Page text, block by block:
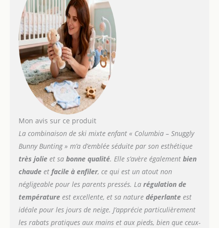
confortable pour bébé
avec un duvet doux et
chaleureux, Parfait pour
les environnements les
plus froids Résiste à l'eau
et au vent avec doublure
en micropolaire sur la
capuche et le torse pour
un toucher agréable
contre la peau Dispose
propre et au sec en
résistant à l'absorption
des liquides Dispose d'un
duvet de canard 60/40 et
de poignets rabattables
pour bloquer la chaleur à
l'intérieur, Taille
universelle et confortable
pour une liberté de
mouvement optimale
Mon avis sur ce produit
La combinaison de ski mixte enfant « Columbia – Snuggly
Bunny Bunting » m’a d’emblée séduite par son esthétique
très jolieet sa bonne qualité. Elle s’avère également bien
chaudeet facile à enfiler, ce qui est un atout non
négligeable pour les parents pressés. La régulation de
températureest excellente, et sa nature déperlanteest
idéale pour les jours de neige. J’apprécie particulièrement
les rabats pratiques aux mains et aux pieds, bien que ceux-